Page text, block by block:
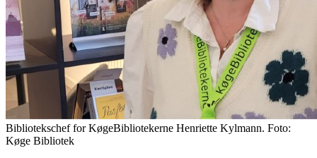
Bibliotekschef for KøgeBibliotekerne Henriette Kylmann. Foto:
Køge Bibliotek